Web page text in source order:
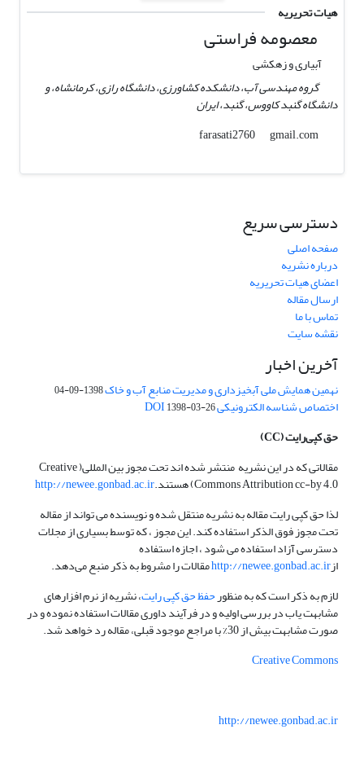
هیات تحریریه
معصومه فراستی
آبیاری و زهکشی
گروه مهندسی آب، دانشکده کشاورزی، دانشگاه رازی، کرمانشاه، و
دانشگاه گنبد کاووس، گنبد، ایران
farasati2760
gmail.com
دسترسی سریع
صفحه اصلی
درباره نشریه
اعضای هیات تحریریه
ارسال مقاله
تماس با ما
نقشه سایت
آخرین اخبار
نهمین همایش ملی آبخیزداری و مدیریت منابع آب و خاک1398-09-04
اختصاص شناسه الکترونیکی DOI1398-03-26
حق کپی‌رایت(CC)
مقالاتی که در این نشریه منتشر شده اند تحت مجوز بین المللی( Creative
Commons Attribution cc-by 4.0) هستند.
http://newee.gonbad.ac.ir
لذا حق کپی رایت مقاله به نشریه منتقل شده و نویسنده می تواند از مقاله
تحت مجوز فوق الذکر استفاده کند. این مجوز ، که توسط بسیاری از مجلات
دسترسی آزاد استفاده می شود ، اجازه استفاده
ازhttp://newee.gonbad.ac.irمقالات را مشروط به ذکر منبع می‌دهد.
لازم به ذکر است که به منظورحفظ حق کپی رایت، نشریه از نرم افزارهای
مشابهت یاب در بررسی اولیه و در فرآیند داوری مقالات استفاده نموده و در
صورت مشابهت بیش از 30% با مراجع موجود قبلی، مقاله رد خواهد شد.
Creative Commons
http://newee.gonbad.ac.ir